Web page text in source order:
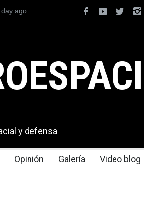
La mayor lección tecnológica que dejó
day ago
y defensa
Opinión Galería Video blog